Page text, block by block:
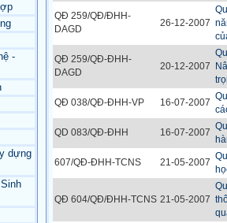
-
dựng
QĐ 259/QĐ/ĐHH-
DAGD
26-12-2007
QĐ 259/QĐ-ĐHH-
DAGD
20-12-2007
QĐ 038/QĐ-ĐHH-VP 16-07-2007
QD 083/QĐ-ĐHH 16-07-2007
607/QĐ-ĐHH-TCNS 21-05-2007
QĐ 604/QĐ/ĐHH-TCNS 21-05-2007